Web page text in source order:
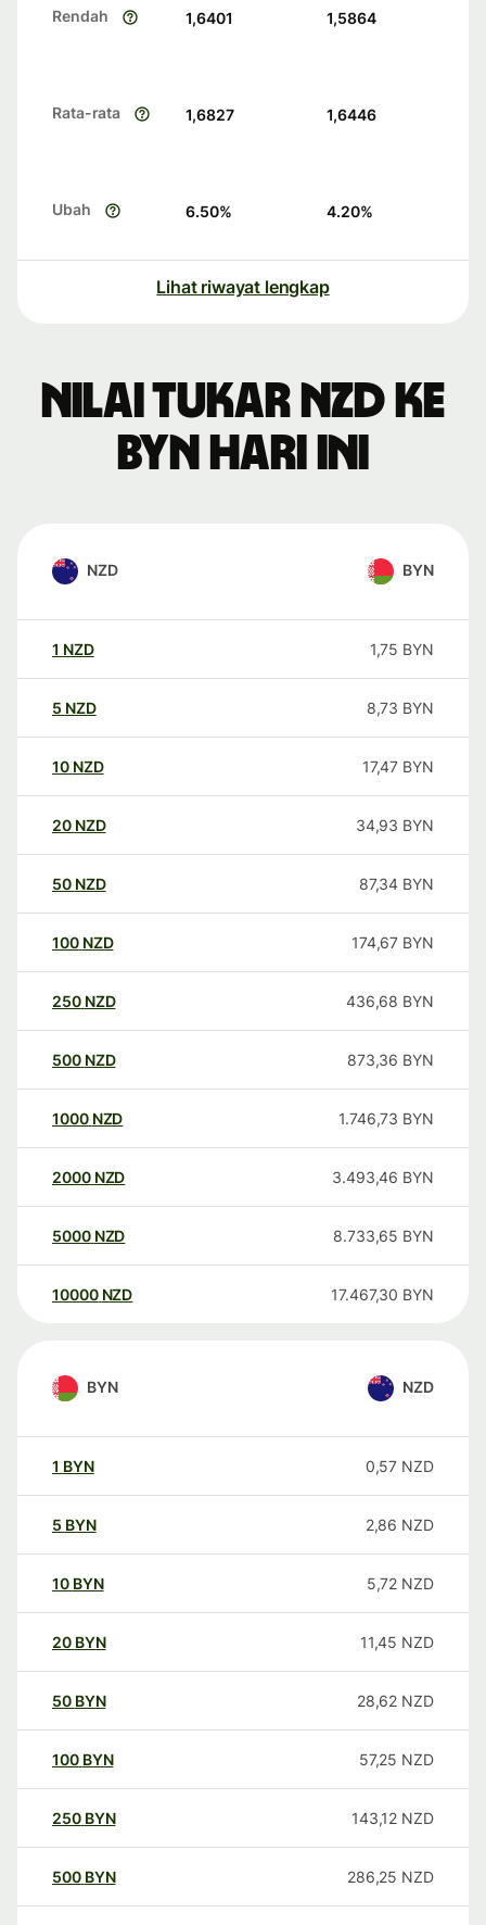
Rendah 1,6401 1,5864
Rata-rata 1,6827 1,6446
Ubah 6.50% 4.20%
Lihat riwayat lengkap
Nilai tukar NZD ke
BYN hari ini
NZD BYN
1 NZD 1,75 BYN
5 NZD 8,73 BYN
10 NZD 17,47 BYN
20 NZD 34,93 BYN
50 NZD 87,34 BYN
100 NZD 174,67 BYN
250 NZD 436,68 BYN
500 NZD 873,36 BYN
1000 NZD 1.746,73 BYN
2000 NZD 3.493,46 BYN
5000 NZD 8.733,65 BYN
10000 NZD 17.467,30 BYN
BYN NZD
1 BYN 0,57 NZD
5 BYN 2,86 NZD
10 BYN 5,72 NZD
20 BYN 11,45 NZD
50 BYN 28,62 NZD
100 BYN 57,25 NZD
250 BYN 143,12 NZD
500 BYN 286,25 NZD